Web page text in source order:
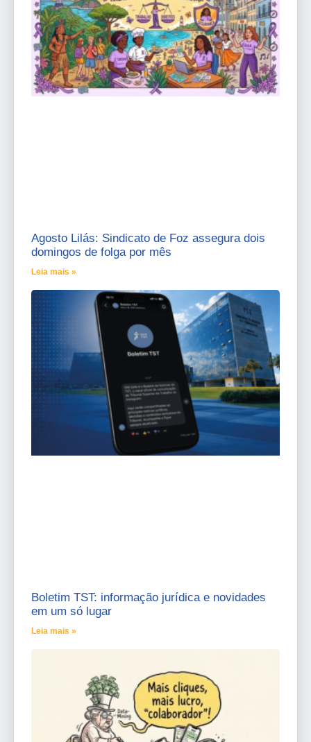
Agosto Lilás: Sindicato de Foz assegura dois
domingos de folga por mês
Leia mais »
Boletim TST: informação jurídica e novidades
em um só lugar
Leia mais »